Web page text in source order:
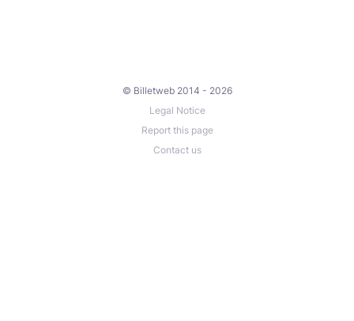
© Billetweb 2014 - 2026
Legal Notice
Report this page
Contact us